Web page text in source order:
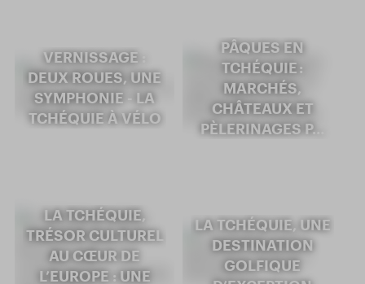
VERNISSAGE :
DEUX ROUES, UNE
SYMPHONIE - LA
TCHÉQUIE À VÉLO
PÂQUES EN
TCHÉQUIE :
MARCHÉS,
CHÂTEAUX ET
PÈLERINAGES P…
LA TCHÉQUIE,
TRÉSOR CULTUREL
AU CŒUR DE
L’EUROPE : UNE
LA TCHÉQUIE, UNE
DESTINATION
GOLFIQUE